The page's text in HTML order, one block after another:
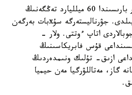
جالپى، وسى جولعى ساپار بارىسىندا 60 ميلليارد تەڭگەنىڭ
كەلىسىمشارتتارىنا قول قويىلدى. جۋرناليستەرگە سۇxبات بەرگەن
اتاپ ءوتتى. ولار -
قۇس فابريكاسىنىڭ
ازىق- تۇلىك ونىمدەردىڭ
گاز، مەتاللۋرگيا مەن حيميا